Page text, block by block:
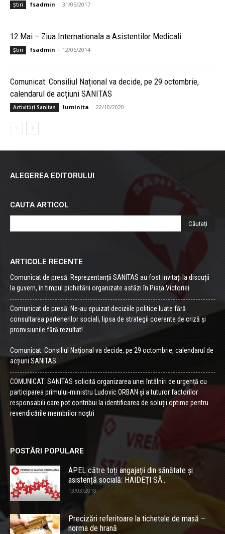
Știri fsadmin - 31/05/2017
12 Mai – Ziua Internationala a Asistentilor Medicali
Știri fsadmin - 12/05/2014
Comunicat: Consiliul Național va decide, pe 29 octombrie,
calendarul de acțiuni SANITAS
Activități Sanitas luminita - 22/10/2020
ALEGEREA EDITORULUI
CAUTA ARTICOL
ARTICOLE RECENTE
Comunicat de presă: Reprezentanții SANITAS au fost invitați la discuții
la guvern, în timpul pichetării organizate astăzi în Piața Victoriei
Comunicat de presă: Ne-au epuizat deciziile politice luate fără
consultarea partenerilor sociali, lipsa de strategii coerente de criză și
promisiunile fără rezultat!
Comunicat: Consiliul Național va decide, pe 29 octombrie, calendarul de
acțiuni SANITAS
COMUNICAT: SANITAS solicită organizarea unei întâlniri de urgență cu
participarea primului-ministru Ludovic ORBAN și a tuturor factorilor
responsabili care pot contribui la identificarea de soluții optime pentru
revendicările membrilor noștri
POSTĂRI POPULARE
APEL către toți angajații din sănătate și
asistență socială: HAIDEȚI SĂ...
13/03/2018
Precizări referitoare la tichetele de masă –
norma de hrană